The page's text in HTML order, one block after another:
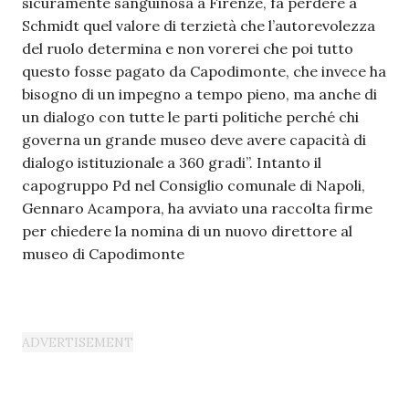
Schmidt quel valore di terzietà che l’autorevolezza
del ruolo determina e non vorerei che poi tutto
questo fosse pagato da Capodimonte, che invece ha
bisogno di un impegno a tempo pieno, ma anche di
un dialogo con tutte le parti politiche perché chi
governa un grande museo deve avere capacità di
dialogo istituzionale a 360 gradi”. Intanto il
capogruppo Pd nel Consiglio comunale di Napoli,
Gennaro Acampora, ha avviato una raccolta firme
per chiedere la nomina di un nuovo direttore al
museo di Capodimonte